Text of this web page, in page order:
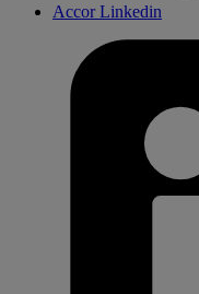
Accor Linkedin